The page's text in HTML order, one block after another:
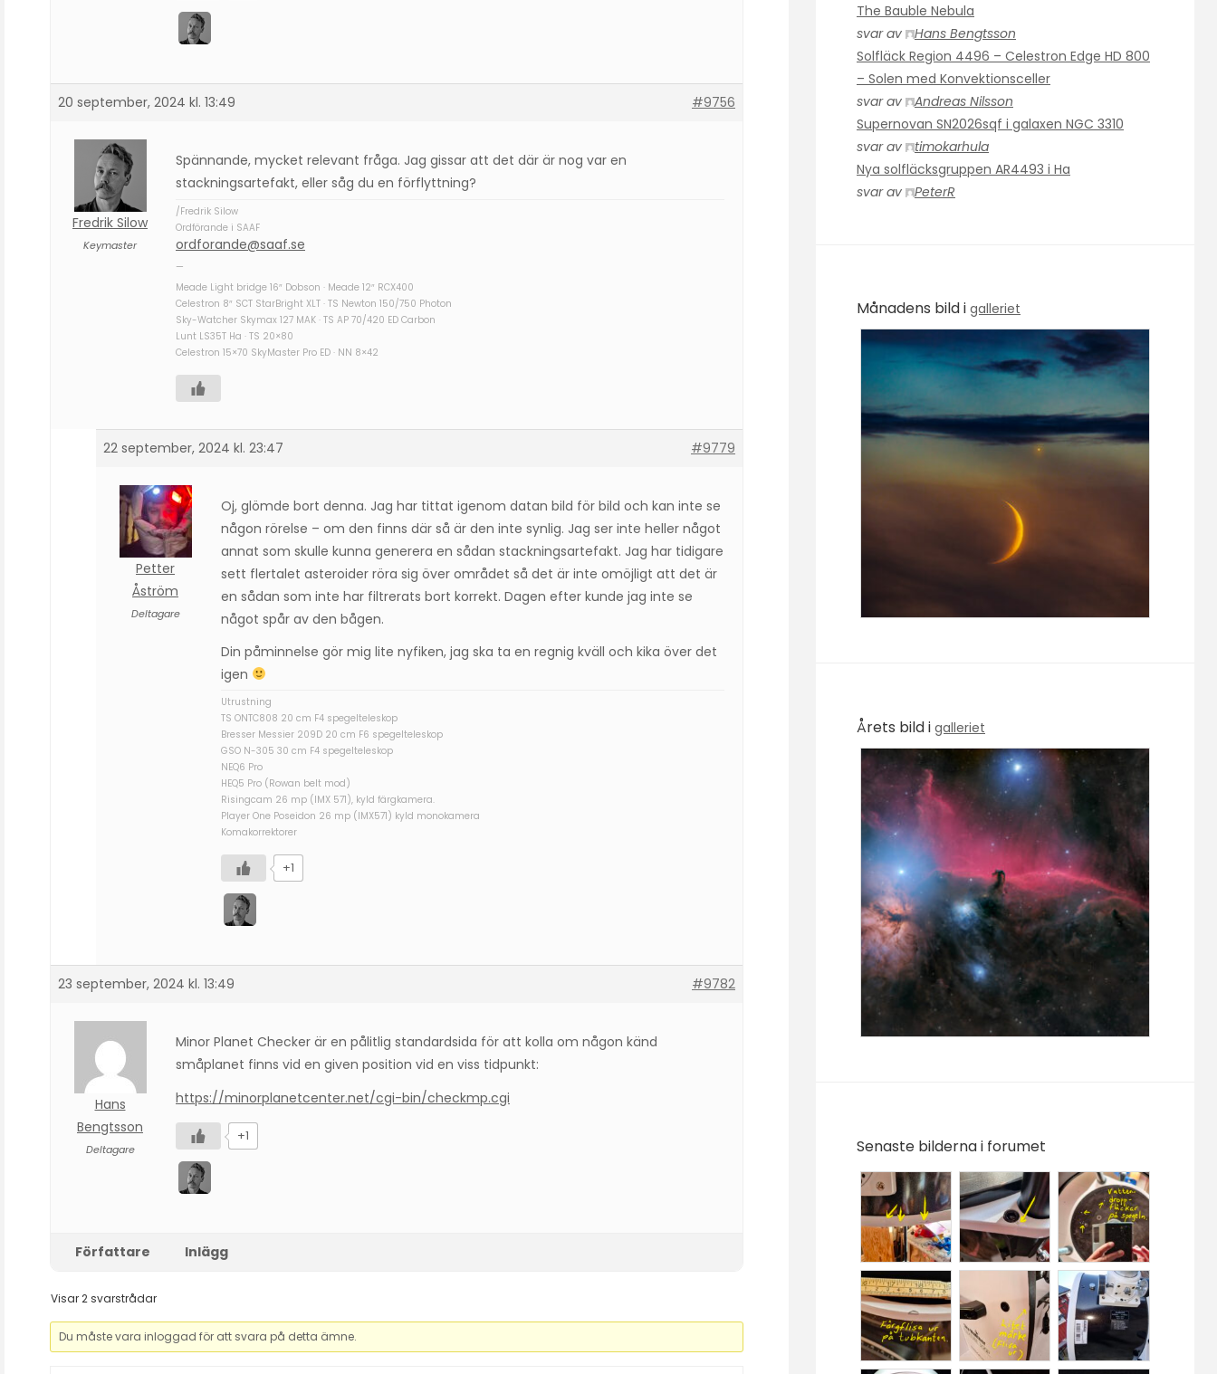
20 september, 2024 kl. 13:49 #9756
Fredrik Silow
Keymaster
Spännande, mycket relevant fråga. Jag gissar att det där är nog var en
stackningsartefakt, eller såg du en förflyttning?
/Fredrik Silow
Ordförande i SAAF
ordforande@saaf.se
—
Meade Light bridge 16″ Dobson · Meade 12″ RCX400
Celestron 8″ SCT StarBright XLT · TS Newton 150/750 Photon
Sky-Watcher Skymax 127 MAK · TS AP 70/420 ED Carbon
Lunt LS35T Ha · TS 20×80
Celestron 15×70 SkyMaster Pro ED · NN 8×42
22 september, 2024 kl. 23:47 #9779
Petter
Åström
Deltagare
Oj, glömde bort denna. Jag har tittat igenom datan bild för bild och kan inte se
någon rörelse – om den finns där så är den inte synlig. Jag ser inte heller något
annat som skulle kunna generera en sådan stackningsartefakt. Jag har tidigare
sett flertalet asteroider röra sig över området så det är inte omöjligt att det är
en sådan som inte har filtrerats bort korrekt. Dagen efter kunde jag inte se
något spår av den bågen.
Din påminnelse gör mig lite nyfiken, jag ska ta en regnig kväll och kika över det
igen
Utrustning
TS ONTC808 20 cm F4 spegelteleskop
Bresser Messier 209D 20 cm F6 spegelteleskop
GSO N-305 30 cm F4 spegelteleskop
NEQ6 Pro
HEQ5 Pro (Rowan belt mod)
Risingcam 26 mp (IMX 571), kyld färgkamera.
Player One Poseidon 26 mp (IMX571) kyld monokamera
Komakorrektorer
+1
23 september, 2024 kl. 13:49 #9782
Hans
Bengtsson
Deltagare
Minor Planet Checker är en pålitlig standardsida för att kolla om någon känd
småplanet finns vid en given position vid en viss tidpunkt:
https://minorplanetcenter.net/cgi-bin/checkmp.cgi
+1
Författare Inlägg
Visar 2 svarstrådar
Du måste vara inloggad för att svara på detta ämne.
The Bauble Nebula
svar av
Hans Bengtsson
Solfläck Region 4496 – Celestron Edge HD 800
– Solen med Konvektionsceller
svar av
Andreas Nilsson
Supernovan SN2026sqf i galaxen NGC 3310
svar av
timokarhula
Nya solfläcksgruppen AR4493 i Ha
svar av
PeterR
Månadens bild i galleriet
Årets bild i galleriet
Senaste bilderna i forumet